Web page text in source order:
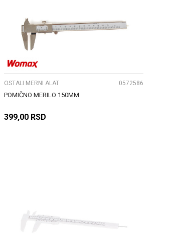
UPOREDI
OSTALI MERNI ALAT 0572586
POMIČNO MERILO 150MM
399,00 RSD
UPOREDI